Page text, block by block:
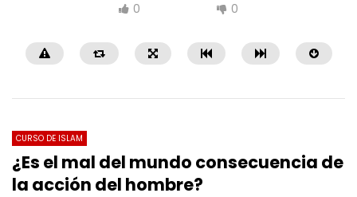
0 0
CURSO DE ISLAM
¿Es el mal del mundo consecuencia de
la acción del hombre?